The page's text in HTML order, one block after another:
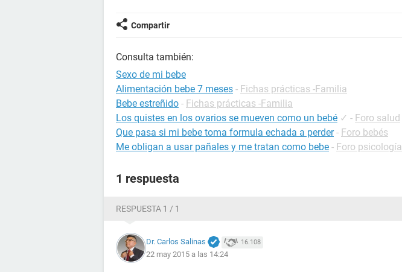
Compartir
Consulta también:
Sexo de mi bebe
Alimentación bebe 7 meses - Fichas prácticas -Familia
Bebe estreñido - Fichas prácticas -Familia
Los quistes en los ovarios se mueven como un bebé ✓ - Foro salud
Que pasa si mi bebe toma formula echada a perder - Foro bebés
Me obligan a usar pañales y me tratan como bebe - Foro psicología
1 respuesta
RESPUESTA 1 / 1
Dr. Carlos Salinas 16.108
22 may 2015 a las 14:24